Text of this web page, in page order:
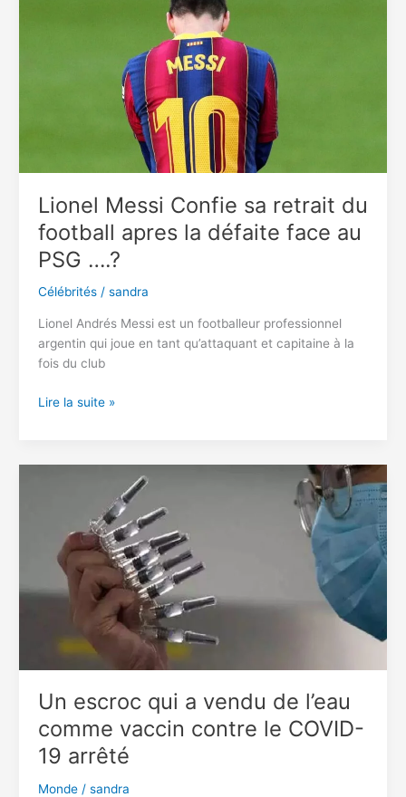
Lionel Messi Confie sa retrait du
football apres la défaite face au
PSG ….?
Célébrités/ sandra
Lionel Andrés Messi est un footballeur professionnel
argentin qui joue en tant qu’attaquant et capitaine à la
fois du club
Lionel
apres
défaite
face
PSG
Lire la suite »
Un escroc qui a vendu de l’eau
comme vaccin contre le COVID-
19 arrêté
Monde/ sandra